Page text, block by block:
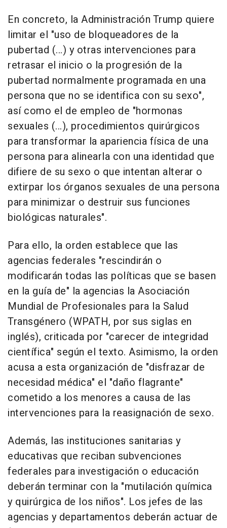
En concreto, la Administración Trump quiere
limitar el "uso de bloqueadores de la
pubertad (...) y otras intervenciones para
retrasar el inicio o la progresión de la
pubertad normalmente programada en una
persona que no se identifica con su sexo",
así como el de empleo de "hormonas
sexuales (...), procedimientos quirúrgicos
para transformar la apariencia física de una
persona para alinearla con una identidad que
difiere de su sexo o que intentan alterar o
extirpar los órganos sexuales de una persona
para minimizar o destruir sus funciones
biológicas naturales".
Para ello, la orden establece que las
agencias federales "rescindirán o
modificarán todas las políticas que se basen
en la guía de" la agencias la Asociación
Mundial de Profesionales para la Salud
Transgénero (WPATH, por sus siglas en
inglés), criticada por "carecer de integridad
científica" según el texto. Asimismo, la orden
acusa a esta organización de "disfrazar de
necesidad médica" el "daño flagrante"
cometido a los menores a causa de las
intervenciones para la reasignación de sexo.
Además, las instituciones sanitarias y
educativas que reciban subvenciones
federales para investigación o educación
deberán terminar con la "mutilación química
y quirúrgica de los niños". Los jefes de las
agencias y departamentos deberán actuar de